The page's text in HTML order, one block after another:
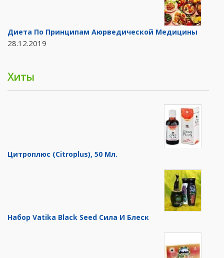
Диета По Принципам Аюрведической Медицины
28.12.2019
Хиты
Цитроплюс (Citroplus), 50 Мл.
Набор Vatika Black Seed Сила И Блеск